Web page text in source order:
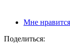
Мне нравится
Поделиться: